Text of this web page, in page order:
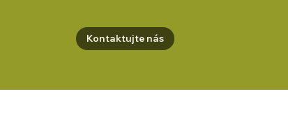
Kontaktujte nás